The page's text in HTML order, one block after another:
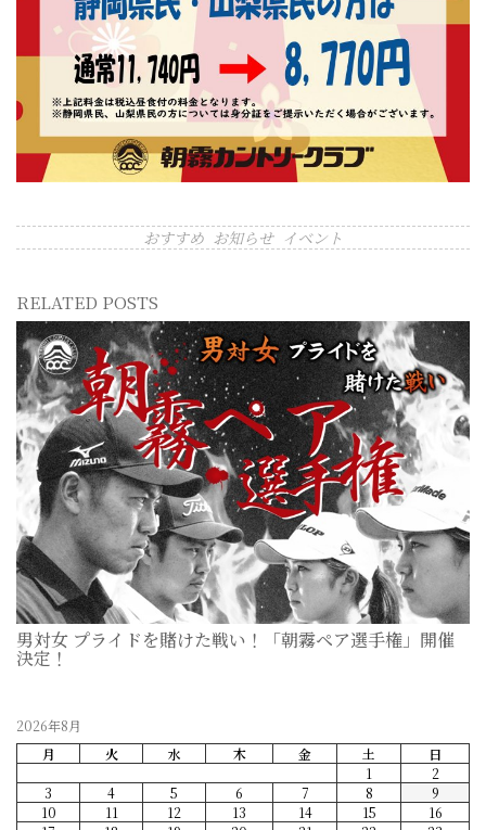
おすすめ お知らせ イベント
RELATED POSTS
男対女 プライドを賭けた戦い！「朝霧ペア選手権」開催
決定！
2026年8月
月
火 水 木 金 土
日
1
2
3
4 5 6 7 8
9
10
11 12 13 14 15
16